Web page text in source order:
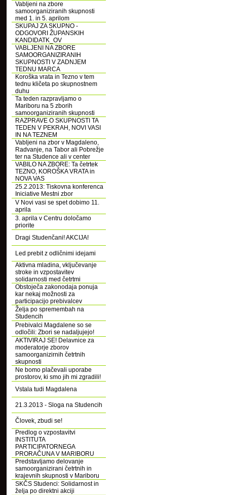
Vabljeni na zbore
samoorganiziranih skupnosti
med 1. in 5. aprilom
SKUPAJ ZA SKUPNO -
ODGOVORI ŽUPANSKIH
KANDIDATK_OV
VABLJENI NA ZBORE
SAMOORGANIZIRANIH
SKUPNOSTI V ZADNJEM
TEDNU MARCA
Koroška vrata in Tezno v tem
tednu kličeta po skupnostnem
duhu
Ta teden razpravljamo o
Mariboru na 5 zborih
samoorganiziranih skupnosti
RAZPRAVE O SKUPNOSTI TA
TEDEN V PEKRAH, NOVI VASI
IN NA TEZNEM
Vabljeni na zbor v Magdaleno,
Radvanje, na Tabor ali Pobrežje
ter na Studence ali v center
VABILO NA ZBORE: Ta četrtek
TEZNO, KOROŠKA VRATA in
NOVA VAS
25.2.2013: Tiskovna konferenca
Iniciative Mestni zbor
V Novi vasi se spet dobimo 11.
aprila
3. aprila v Centru določamo
priorite
Dragi Studenčani! AKCIJA!
Led prebit z odličnimi idejami
Aktivna mladina, vključevanje
stroke in vzpostavitev
solidarnosti med četrtmi
Obstoječa zakonodaja ponuja
kar nekaj možnosti za
participacijo prebivalcev
Želja po spremembah na
Studencih
Prebivalci Magdalene so se
odločili: Zbori se nadaljujejo!
AKTIVIRAJ SE! Delavnice za
moderatorje zborov
samoorganizirnih četrtnih
skupnosti
Ne bomo plačevali uporabe
prostorov, ki smo jih mi zgradili!
Vstala tudi Magdalena
21.3.2013 - Sloga na Studencih
Človek, zbudi se!
Predlog o vzpostavitvi
INSTITUTA
PARTICIPATORNEGA
PRORAČUNA V MARIBORU
Predstavljamo delovanje
samoorganizirani četrtnih in
krajevnih skupnosti v Mariboru
SKČS Studenci: Solidarnost in
želja po direktni akciji